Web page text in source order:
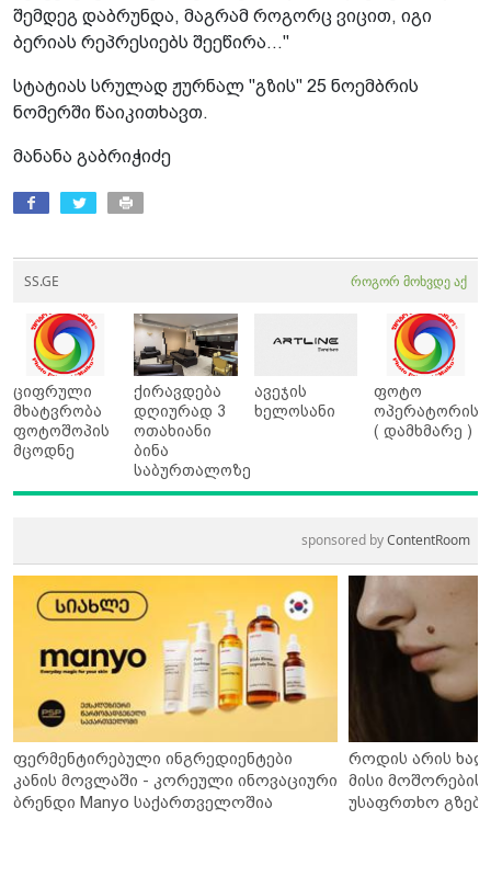
შემდეგ დაბრუნდა, მაგრამ როგორც ვიცით, იგი
ბერიას რეპრესიებს შეეწირა..."
სტატიას სრულად ჟურნალ "გზის" 25 ნოემბრის
ნომერში წაიკითხავთ.
მანანა გაბრიჭიძე
SS.GE როგორ მოხვდე აქ
ციფრული
მხატვრობა
ფოტოშოპის
მცოდნე
ქირავდება
დღიურად 3
ოთახიანი
ბინა
საბურთალოზე
ავეჯის
ხელოსანი
ფოტო
ოპერატორის
( დამხმარე )
sponsored byContentRoom
ფერმენტირებული ინგრედიენტები
კანის მოვლაში - კორეული ინოვაციური
ბრენდი Manyo საქართველოშია
როდის არის
მისი მოშორების
უსაფრთხო გზები